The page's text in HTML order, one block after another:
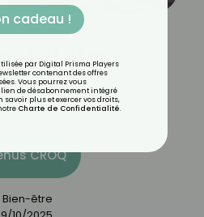
il être
CROQ
Bien-être
cadeau !
par Digital Prisma Players
contenant des offres
Vous pourrez vous
de désabonnement intégré
savoir plus et exercer vos droits,
Charte de Confidentialité.